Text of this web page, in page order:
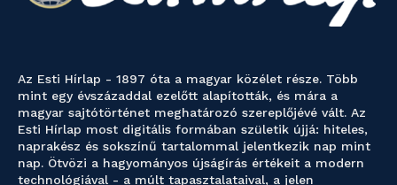
Az Esti Hírlap - 1897 óta a magyar közélet része. Több
mint egy évszázaddal ezelőtt alapították, és mára a
magyar sajtótörténet meghatározó szereplőjévé vált. Az
Esti Hírlap most digitális formában születik újjá: hiteles,
naprakész és sokszínű tartalommal jelentkezik nap mint
nap. Ötvözi a hagyományos újságírás értékeit a modern
technológiával - a múlt tapasztalataival, a jelen